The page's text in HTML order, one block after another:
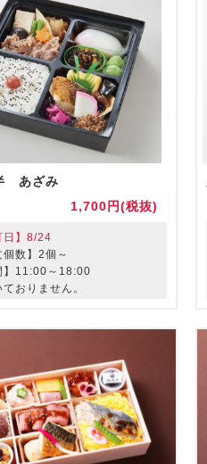
あざみ
1,700円(税抜)
日】8/24
個数】2個～
】11:00～18:00
おりません。